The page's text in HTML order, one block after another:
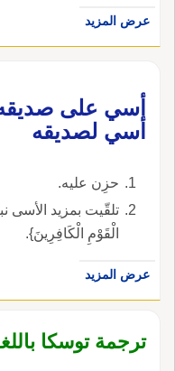
عرض المزيد
أسي على
أسي لصديقه
حزِن عليه.
الْقَوْمِ الْكَافِرِينَ}.
عرض المزيد
ترجمة توسكا